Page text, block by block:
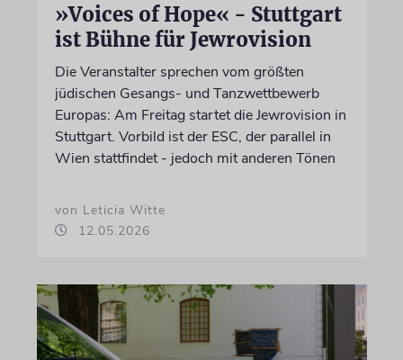
»Voices of Hope« - Stuttgart
ist Bühne für Jewrovision
Die Veranstalter sprechen vom größten
jüdischen Gesangs- und Tanzwettbewerb
Europas: Am Freitag startet die Jewrovision in
Stuttgart. Vorbild ist der ESC, der parallel in
Wien stattfindet - jedoch mit anderen Tönen
von Leticia Witte
12.05.2026